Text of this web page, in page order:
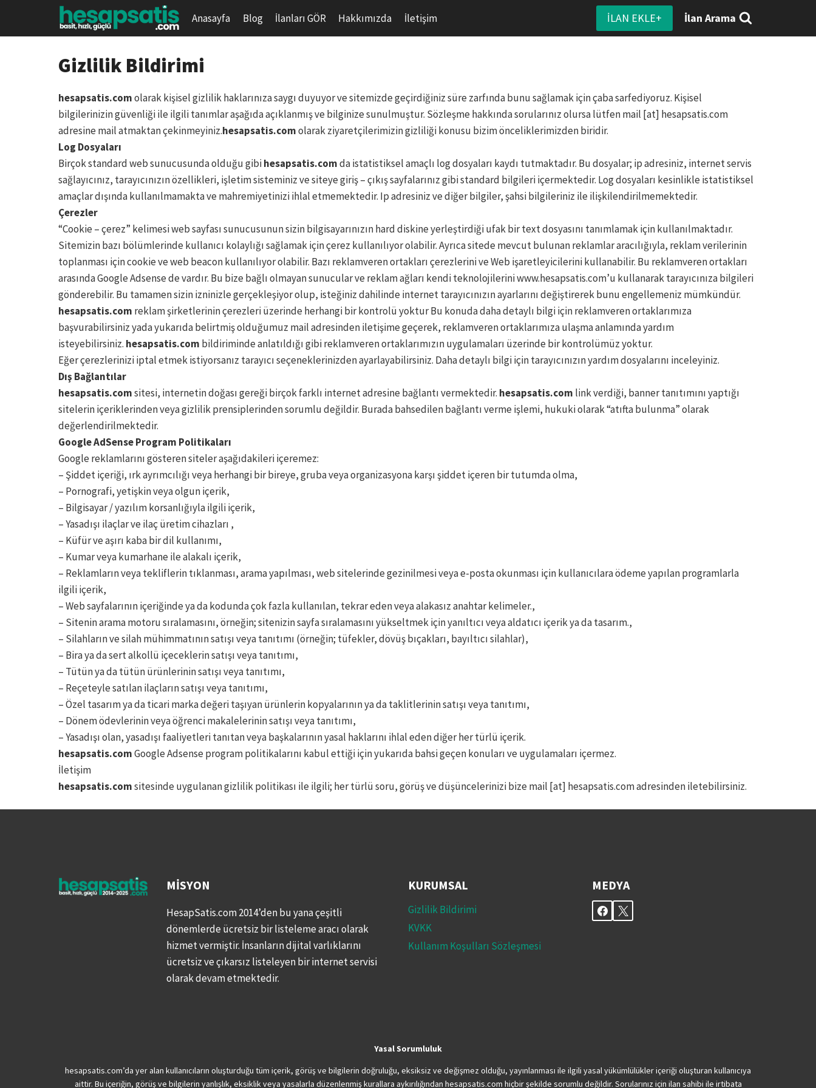
content
Anasayfa Blog İlanları GÖR Hakkımızda İletişim İLAN EKLE+ İlan Arama
Gizlilik Bildirimi
hesapsatis.comolarak kişisel gizlilik haklarınıza saygı duyuyor ve sitemizde geçirdiğiniz süre zarfında bunu sağlamak için çaba sarfediyoruz. Kişisel
bilgilerinizin güvenliği ile ilgili tanımlar aşağıda açıklanmış ve bilginize sunulmuştur. Sözleşme hakkında sorularınız olursa lütfen mail [at] hesapsatis.com
adresine mail atmaktan çekinmeyiniz.hesapsatis.comolarak ziyaretçilerimizin gizliliği konusu bizim önceliklerimizden biridir.
Log Dosyaları
Birçok standard web sunucusunda olduğu gibihesapsatis.comda istatistiksel amaçlı log dosyaları kaydı tutmaktadır. Bu dosyalar; ip adresiniz, internet servis
sağlayıcınız, tarayıcınızın özellikleri, işletim sisteminiz ve siteye giriş – çıkış sayfalarınız gibi standard bilgileri içermektedir. Log dosyaları kesinlikle istatistiksel
amaçlar dışında kullanılmamakta ve mahremiyetinizi ihlal etmemektedir. Ip adresiniz ve diğer bilgiler, şahsi bilgileriniz ile ilişkilendirilmemektedir.
Çerezler
“Cookie – çerez” kelimesi web sayfası sunucusunun sizin bilgisayarınızın hard diskine yerleştirdiği ufak bir text dosyasını tanımlamak için kullanılmaktadır.
Sitemizin bazı bölümlerinde kullanıcı kolaylığı sağlamak için çerez kullanılıyor olabilir. Ayrıca sitede mevcut bulunan reklamlar aracılığıyla, reklam verilerinin
toplanması için cookie ve web beacon kullanılıyor olabilir. Bazı reklamveren ortakları çerezlerini ve Web işaretleyicilerini kullanabilir. Bu reklamveren ortakları
arasında Google Adsense de vardır. Bu bize bağlı olmayan sunucular ve reklam ağları kendi teknolojilerini www.hesapsatis.com’u kullanarak tarayıcınıza bilgileri
gönderebilir. Bu tamamen sizin izninizle gerçekleşiyor olup, isteğiniz dahilinde internet tarayıcınızın ayarlarını değiştirerek bunu engellemeniz mümkündür.
hesapsatis.com reklam şirketlerinin çerezleri üzerinde herhangi bir kontrolü yoktur Bu konuda daha detaylı bilgi için reklamveren ortaklarımıza
başvurabilirsiniz yada yukarıda belirtmiş olduğumuz mail adresinden iletişime geçerek, reklamveren ortaklarımıza ulaşma anlamında yardım
isteyebilirsiniz. hesapsatis.com bildiriminde anlatıldığı gibi reklamveren ortaklarımızın uygulamaları üzerinde bir kontrolümüz yoktur.
Eğer çerezlerinizi iptal etmek istiyorsanız tarayıcı seçeneklerinizden ayarlayabilirsiniz. Daha detaylı bilgi için tarayıcınızın yardım dosyalarını inceleyiniz.
Dış Bağlantılar
hesapsatis.comsitesi, internetin doğası gereği birçok farklı internet adresine bağlantı vermektedir. hesapsatis.com link verdiği, banner tanıtımını yaptığı
sitelerin içeriklerinden veya gizlilik prensiplerinden sorumlu değildir. Burada bahsedilen bağlantı verme işlemi, hukuki olarak “atıfta bulunma” olarak
değerlendirilmektedir.
Google AdSense Program Politikaları
Google reklamlarını gösteren siteler aşağıdakileri içeremez:
– Şiddet içeriği, ırk ayrımcılığı veya herhangi bir bireye, gruba veya organizasyona karşı şiddet içeren bir tutumda olma,
– Pornografi, yetişkin veya olgun içerik,
– Bilgisayar / yazılım korsanlığıyla ilgili içerik,
– Yasadışı ilaçlar ve ilaç üretim cihazları ,
– Küfür ve aşırı kaba bir dil kullanımı,
– Kumar veya kumarhane ile alakalı içerik,
– Reklamların veya tekliflerin tıklanması, arama yapılması, web sitelerinde gezinilmesi veya e-posta okunması için kullanıcılara ödeme yapılan programlarla
ilgili içerik,
– Web sayfalarının içeriğinde ya da kodunda çok fazla kullanılan, tekrar eden veya alakasız anahtar kelimeler.,
– Sitenin arama motoru sıralamasını, örneğin; sitenizin sayfa sıralamasını yükseltmek için yanıltıcı veya aldatıcı içerik ya da tasarım.,
– Silahların ve silah mühimmatının satışı veya tanıtımı (örneğin; tüfekler, dövüş bıçakları, bayıltıcı silahlar),
– Bira ya da sert alkollü içeceklerin satışı veya tanıtımı,
– Tütün ya da tütün ürünlerinin satışı veya tanıtımı,
– Reçeteyle satılan ilaçların satışı veya tanıtımı,
– Özel tasarım ya da ticari marka değeri taşıyan ürünlerin kopyalarının ya da taklitlerinin satışı veya tanıtımı,
– Dönem ödevlerinin veya öğrenci makalelerinin satışı veya tanıtımı,
– Yasadışı olan, yasadışı faaliyetleri tanıtan veya başkalarının yasal haklarını ihlal eden diğer her türlü içerik.
hesapsatis.comGoogle Adsense program politikalarını kabul ettiği için yukarıda bahsi geçen konuları ve uygulamaları içermez.
İletişim
hesapsatis.comsitesinde uygulanan gizlilik politikası ile ilgili; her türlü soru, görüş ve düşüncelerinizi bize mail [at] hesapsatis.com adresinden iletebilirsiniz.
MISYON
HesapSatis.com 2014’den bu yana çeşitli
dönemlerde ücretsiz bir listeleme aracı olarak
hizmet vermiştir. İnsanların dijital varlıklarını
ücretsiz ve çıkarsız listeleyen bir internet servisi
olarak devam etmektedir.
KURUMSAL
Gizlilik Bildirimi
KVKK
Kullanım Koşulları Sözleşmesi
MEDYA
Yasal Sorumluluk
hesapsatis.com’da yer alan kullanıcıların oluşturduğu tüm içerik, görüş ve bilgilerin doğruluğu, eksiksiz ve değişmez olduğu, yayınlanması ile ilgili yasal yükümlülükler içeriği oluşturan kullanıcıya
aittir. Bu içeriğin, görüş ve bilgilerin yanlışlık, eksiklik veya yasalarla düzenlenmiş kurallara aykırılığından hesapsatis.com hiçbir şekilde sorumlu değildir. Sorularınız için ilan sahibi ile irtibata